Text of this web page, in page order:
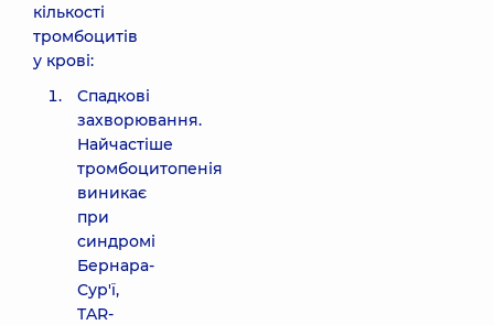
кількості
тромбоцитів
у крові:
Спадкові
захворювання.
Найчастіше
тромбоцитопенія
виникає
при
синдромі
Бернара-
Сур'ї,
TAR-